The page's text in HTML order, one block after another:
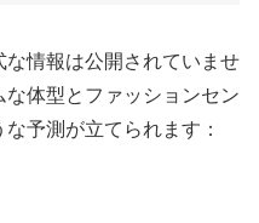
情報は公開されていませ
体型とファッションセン
予測が立てられます：